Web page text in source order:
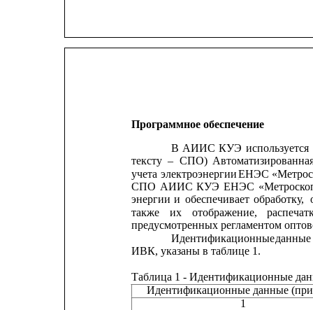
Программное обеспечение
В АИИС КУЭ используется
тексту – СПО)
учета электроэнергии ЕНЭС
СПО АИИС КУЭ ЕНЭС
энергии и обеспечивает обработку,
также
их отображение,
предусмотренных регламентом
Идентификационныеданные
ИВК, указаны в таблице 1.
Таблица 1 - Идентификационные
Идентификационные данные
1